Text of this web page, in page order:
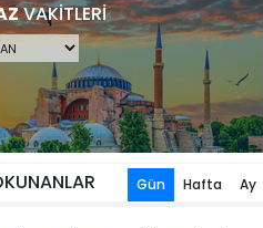
VAKİTLERİ
Gün Hafta Ay